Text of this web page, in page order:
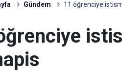
Gündem 11 öğrenciye